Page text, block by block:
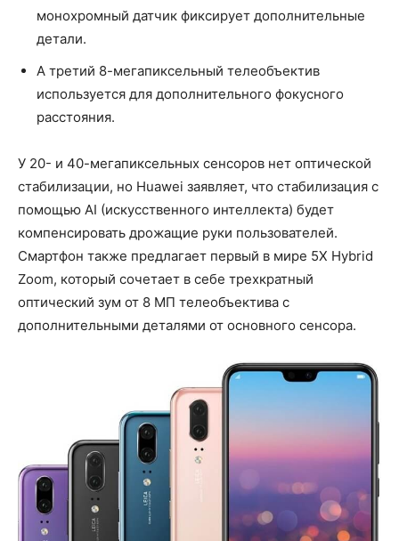
монохромный датчик фиксирует дополнительные
детали.
А третий 8-мегапиксельный телеобъектив
используется для дополнительного фокусного
расстояния.
У 20- и 40-мегапиксельных сенсоров нет оптической
стабилизации, но Huawei заявляет, что стабилизация с
помощью AI (искусственного интеллекта) будет
компенсировать дрожащие руки пользователей.
Смартфон также предлагает первый в мире 5X Hybrid
Zoom, который сочетает в себе трехкратный
оптический зум от 8 МП телеобъектива с
дополнительными деталями от основного сенсора.